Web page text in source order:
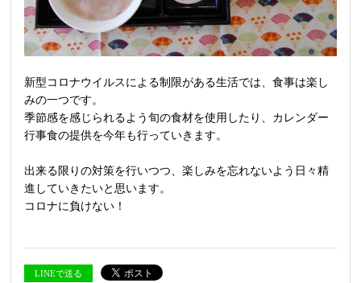
新型コロナウイルスによる制限がある生活では、食事は楽し
みの一つです。
季節感を感じられるよう旬の食材を使用したり、カレンダー
行事食の提供を今年も行っていきます。
出来る限りの対策を行いつつ、楽しみを忘れないよう日々精
進していきたいと思います。
コロナに負けない！
LINEで送る